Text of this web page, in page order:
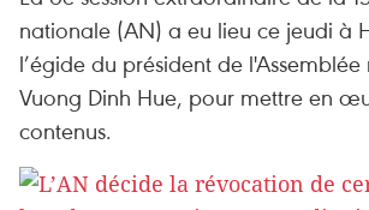
nationale (AN) a eu lieu ce jeudi à
l’égide du président de
Vuong Dinh Hue, pour mettre en
contenus.